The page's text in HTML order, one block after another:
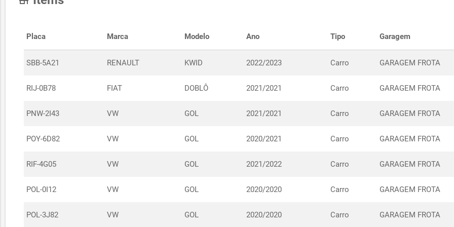
Placa Marca Modelo Ano Tipo Garagem
SBB-5A21 RENAULT KWID 2022/2023 Carro GARAGEM FROTA
RIJ-0B78 FIAT DOBLÔ 2021/2021 Carro GARAGEM FROTA
PNW-2I43 VW GOL 2021/2021 Carro GARAGEM FROTA
POY-6D82 VW GOL 2020/2021 Carro GARAGEM FROTA
RIF-4G05 VW GOL 2021/2022 Carro GARAGEM FROTA
POL-0I12 VW GOL 2020/2020 Carro GARAGEM FROTA
POL-3J82 VW GOL 2020/2020 Carro GARAGEM FROTA